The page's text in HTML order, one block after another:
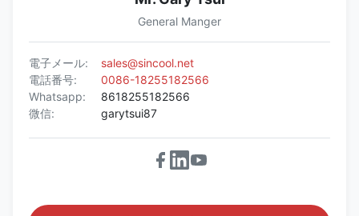
General Manger
電子メール:
sales@sincool.net
電話番号:
0086-18255182566
Whatsapp:
8618255182566
微信:
garytsui87